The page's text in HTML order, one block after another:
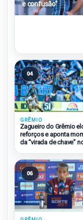
e confusão”
04
GRÊMIO
Zagueiro do Grêmio
reforços e aponta
da “virada de chave”
06